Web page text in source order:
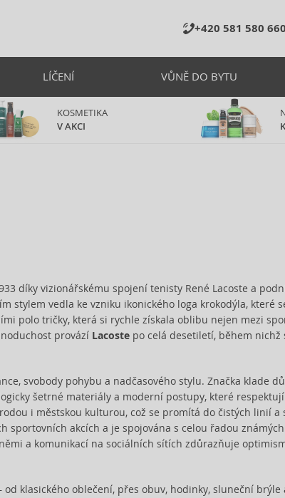
+420 581 580 660
LÍČENÍ VŮNĚ DO BYTU
KOSMETIKA
V AKCI
díky vizionářskému spojení tenisty René Lacoste a
stylem vedla ke vzniku ikonického loga krokodýla, které
polo tričky, která si rychle získala oblibu nejen mezi
provází Lacostepo celá desetiletí, během nichž
svobody pohybu a nadčasového stylu. Značka klade
šetrné materiály a moderní postupy, které
i městskou kulturou, což se promítá do čistých linií a
sportovních akcích a je spojována s celou řadou
a komunikací na sociálních sítích zdůrazňuje
klasického oblečení, přes obuv, hodinky, sluneční brýle